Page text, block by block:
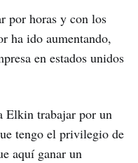
por horas y con los
ha ido aumentando,
en estados unidos
Elkin trabajar por un
tengo el privilegio de
aquí ganar un